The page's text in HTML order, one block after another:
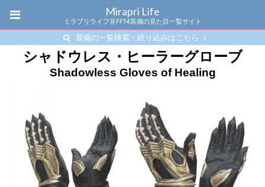
Mirapri Life
ミラプリライフ👗FF14装備の見た目一覧サイト
装備の一覧検索・絞り込みはこちら
シャドウレス・ヒーラーグローブ
Shadowless Gloves of Healing